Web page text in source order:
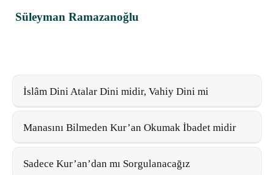
Süleyman Ramazanoğlu
İslâm Dini Atalar Dini midir, Vahiy Dini mi
Manasını Bilmeden Kur’an Okumak İbadet midir
Sadece Kur’an’dan mı Sorgulanacağız